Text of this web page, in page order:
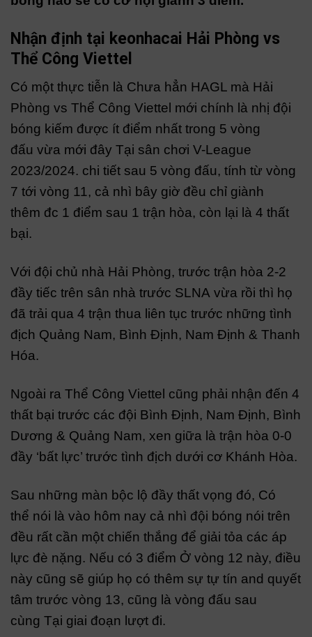
Nhận định tại keonhacai Hải Phòng vs
Thể Công Viettel
Có một thực tiễn là Chưa hẳn HAGL mà Hải
Phòng vs Thể Công Viettel mới chính là nhị đội
bóng kiếm được ít điểm nhất trong 5 vòng
đấu vừa mới đây Tại sân chơi V-League
2023/2024. chi tiết sau 5 vòng đấu, tính từ vòng
7 tới vòng 11, cả nhì bây giờ đều chỉ giành
thêm đc 1 điểm sau 1 trận hòa, còn lại là 4 thất
bại.
Với đội chủ nhà Hải Phòng, trước trận hòa 2-2
đầy tiếc trên sân nhà trước SLNA vừa rồi thì họ
đã trải qua 4 trận thua liên tục trước những tình
địch Quảng Nam, Bình Định, Nam Định & Thanh
Hóa.
Ngoài ra Thể Công Viettel cũng phải nhận đến 4
thất bại trước các đội Bình Định, Nam Định, Bình
Dương & Quảng Nam, xen giữa là trận hòa 0-0
đầy ‘bất lực’ trước tình địch dưới cơ Khánh Hòa.
Sau những màn bộc lộ đầy thất vọng đó, Có
thể nói là vào hôm nay cả nhì đội bóng nói trên
đều rất cần một chiến thắng để giải tỏa các áp
lực đè nặng. Nếu có 3 điểm Ở vòng 12 này, điều
này cũng sẽ giúp họ có thêm sự tự tín and quyết
tâm trước vòng 13, cũng là vòng đấu sau
cùng Tại giai đoạn lượt đi.